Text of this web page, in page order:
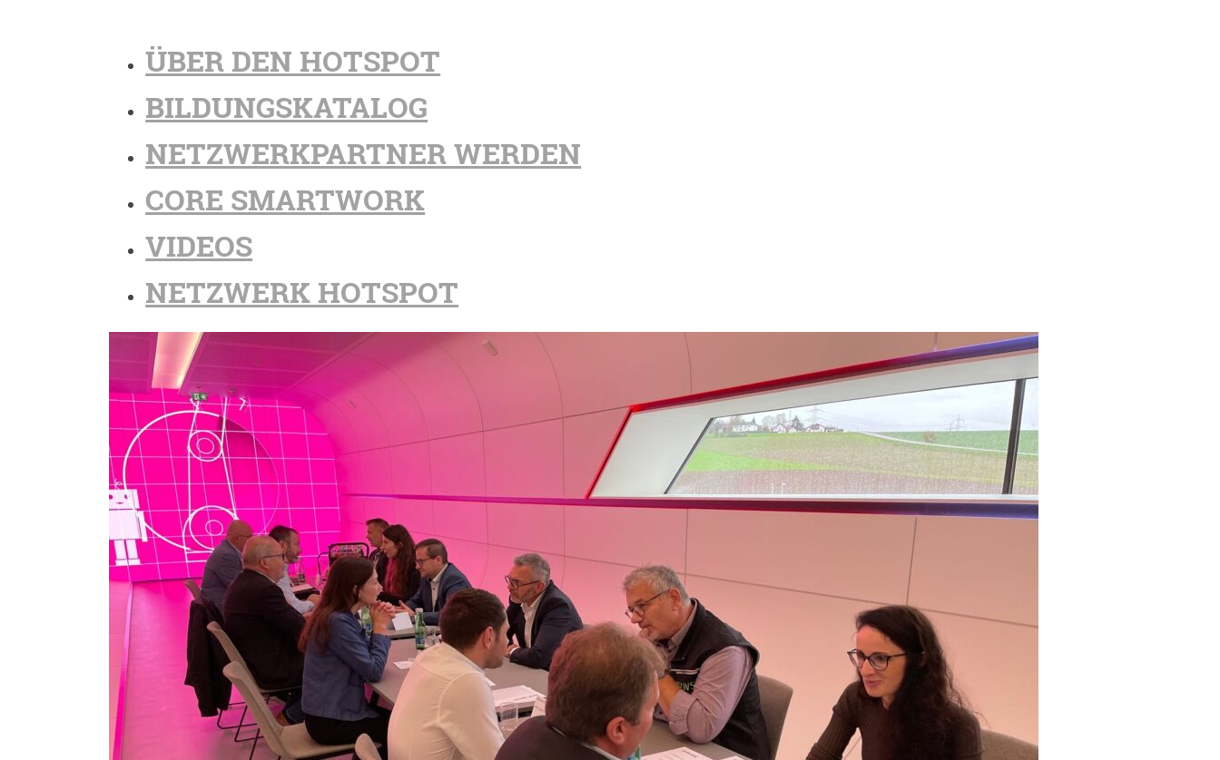
ÜBER DEN HOTSPOT
BILDUNGSKATALOG
NETZWERKPARTNER WERDEN
CORE SMARTWORK
VIDEOS
NETZWERK HOTSPOT